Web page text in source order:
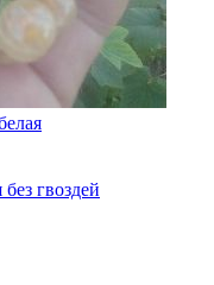
гвоздей